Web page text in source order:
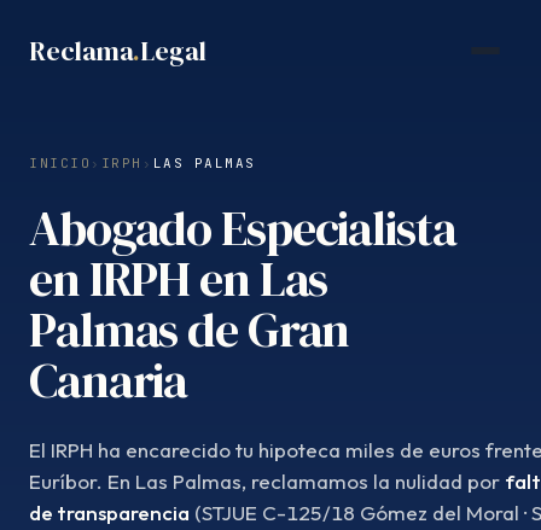
Reclama.Legal
INICIO › IRPH › LAS PALMAS
Abogado Especialista
en IRPH en Las
Palmas de Gran
Canaria
El IRPH ha encarecido tu hipoteca miles de euros
Euríbor. En Las Palmas, reclamamos la nulidad por
de transparencia (STJUE C-125/18 Gómez del Moral ·